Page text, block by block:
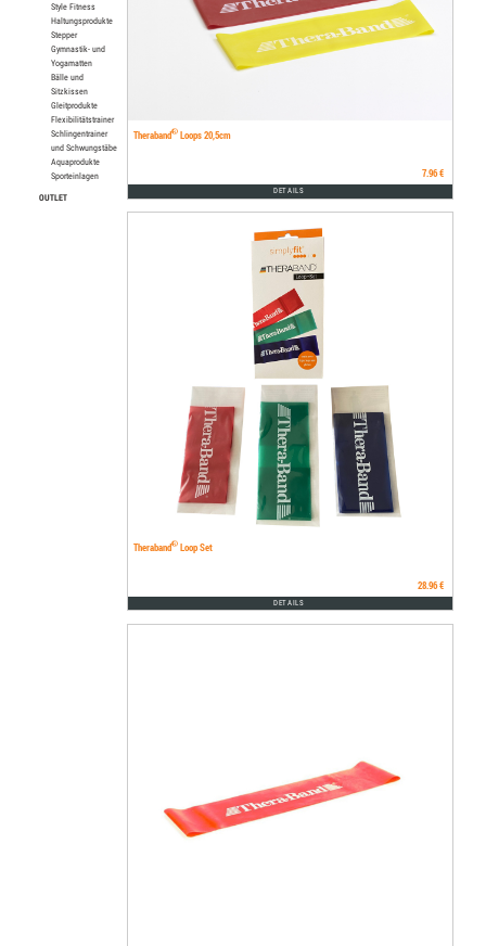
Style Fitness
Haltungsprodukte
Stepper
Gymnastik- und
Yogamatten
Bälle und
Sitzkissen
Gleitprodukte
Flexibilitätstrainer
Schlingentrainer
und Schwungstäbe
Aquaprodukte
Sporteinlagen
OUTLET
Theraband®Loops 20,5cm
7.96 €
DETAILS
Theraband®Loop Set
28.96 €
DETAILS